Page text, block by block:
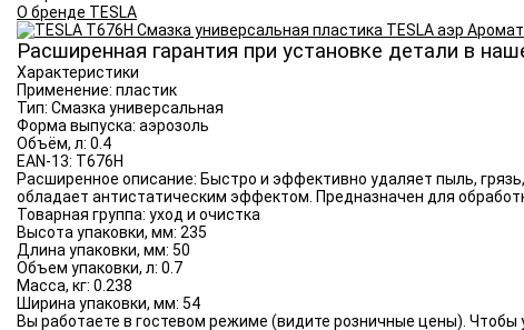
О бренде TESLA
Расширенная гарантия при установке детали в
Характеристики
Применение: пластик
Тип: Смазка универсальная
Форма выпуска: аэрозоль
Объём, л: 0.4
EAN-13: T676H
Расширенное описание: Быстро и эффективно удаляет пыль,
обладает антистатическим эффектом. Предназначен для
Товарная группа: уход и очистка
Высота упаковки, мм: 235
Длина упаковки, мм: 50
Объем упаковки, л: 0.7
Масса, кг: 0.238
Ширина упаковки, мм: 54
Вы работаете в гостевом режиме (видите розничные цены).